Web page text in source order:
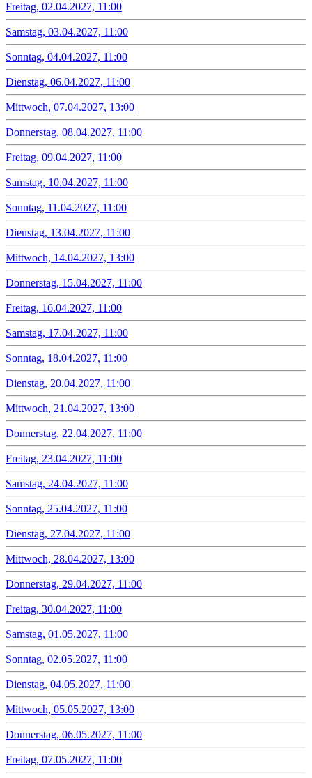
Freitag, 02.04.2027, 11:00
Samstag, 03.04.2027, 11:00
Sonntag, 04.04.2027, 11:00
Dienstag, 06.04.2027, 11:00
Mittwoch, 07.04.2027, 13:00
Donnerstag, 08.04.2027, 11:00
Freitag, 09.04.2027, 11:00
Samstag, 10.04.2027, 11:00
Sonntag, 11.04.2027, 11:00
Dienstag, 13.04.2027, 11:00
Mittwoch, 14.04.2027, 13:00
Donnerstag, 15.04.2027, 11:00
Freitag, 16.04.2027, 11:00
Samstag, 17.04.2027, 11:00
Sonntag, 18.04.2027, 11:00
Dienstag, 20.04.2027, 11:00
Mittwoch, 21.04.2027, 13:00
Donnerstag, 22.04.2027, 11:00
Freitag, 23.04.2027, 11:00
Samstag, 24.04.2027, 11:00
Sonntag, 25.04.2027, 11:00
Dienstag, 27.04.2027, 11:00
Mittwoch, 28.04.2027, 13:00
Donnerstag, 29.04.2027, 11:00
Freitag, 30.04.2027, 11:00
Samstag, 01.05.2027, 11:00
Sonntag, 02.05.2027, 11:00
Dienstag, 04.05.2027, 11:00
Mittwoch, 05.05.2027, 13:00
Donnerstag, 06.05.2027, 11:00
Freitag, 07.05.2027, 11:00